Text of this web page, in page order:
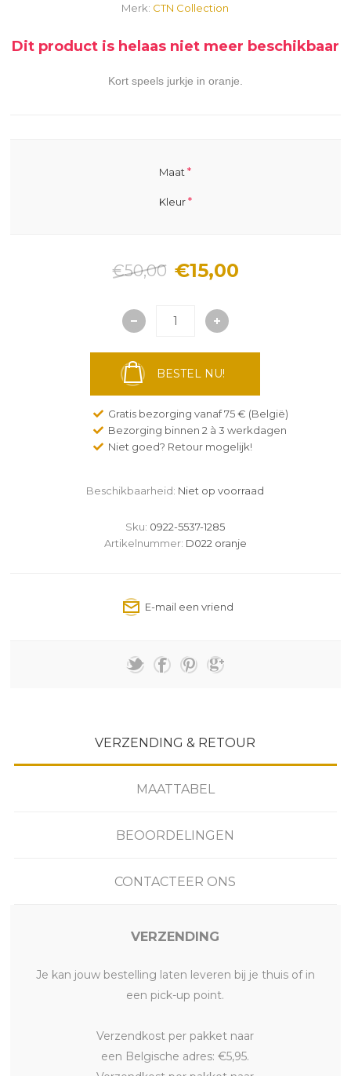
Merk: CTN Collection
Dit product is helaas niet meer beschikbaar
Kort speels jurkje in oranje.
Maat *
Kleur*
€50,00 €15,00
BESTEL NU!
Gratis bezorging vanaf 75 € (België)
Bezorging binnen 2 à 3 werkdagen
Niet goed? Retour mogelijk!
Beschikbaarheid: Niet op voorraad
Sku: 0922-5537-1285
Artikelnummer: D022 oranje
VERZENDING & RETOUR
MAATTABEL
BEOORDELINGEN
CONTACTEER ONS
VERZENDING
Je kan jouw bestelling laten leveren bij je thuis of in
een pick-up point.
Verzendkost per pakket naar
een Belgische adres: €5,95.